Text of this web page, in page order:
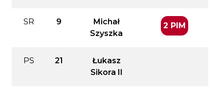
SR 9
Michał
Szyszka
2 PIM
PS 21
Łukasz
Sikora II